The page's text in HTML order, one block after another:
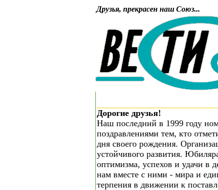
Друзья, прекрасен наш Союз...
Дорогие друзья!
Наш последний в 1999 году
поздравлениями тем, кто
дня своего рождения.
устойчивого развития.
оптимизма, успехов и удачи в
нам вместе с ними - мира и
терпения в движении к